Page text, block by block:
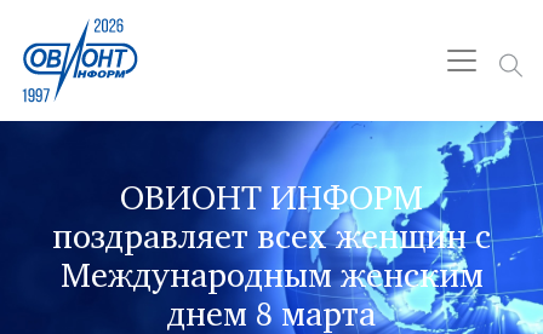
ОВИОНТ ИНФОРМ
поздравляет всех женщин с
Международным женским
днем 8 марта